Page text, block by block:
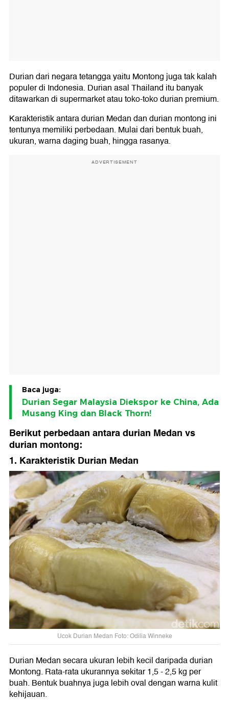
Durian dari negara tetangga yaitu Montong juga tak kalah
populer di Indonesia. Durian asal Thailand itu banyak
ditawarkan di supermarket atau toko-toko durian premium.
Karakteristik antara durian Medan dan durian montong ini
tentunya memiliki perbedaan. Mulai dari bentuk buah,
ukuran, warna daging buah, hingga rasanya.
ADVERTISEMENT
Baca juga:
Durian Segar Malaysia Diekspor ke China, Ada
Musang King dan Black Thorn!
Berikut perbedaan antara durian Medan vs
durian montong:
1. Karakteristik Durian Medan
Ucok Durian Medan Foto: Odilia Winneke
Durian Medan secara ukuran lebih kecil daripada durian
Montong. Rata-rata ukurannya sekitar 1,5 - 2,5 kg per
buah. Bentuk buahnya juga lebih oval dengan warna kulit
kehijauan.